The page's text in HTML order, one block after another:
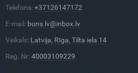
Telefons:+37126147172
E-mail: buns.lv@inbox.lv
Veikals: Latvija, Rīga, Tilta iela 14
Reģ. Nr:40003109229